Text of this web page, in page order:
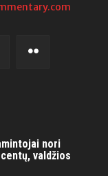
nori
valdžios